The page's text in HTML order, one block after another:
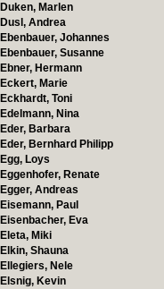
Duken, Marlen
Dusl, Andrea
Ebenbauer, Johannes
Ebenbauer, Susanne
Ebner, Hermann
Eckert, Marie
Eckhardt, Toni
Edelmann, Nina
Eder, Barbara
Eder, Bernhard Philipp
Egg, Loys
Eggenhofer, Renate
Egger, Andreas
Eisemann, Paul
Eisenbacher, Eva
Eleta, Miki
Elkin, Shauna
Ellegiers, Nele
Elsnig, Kevin